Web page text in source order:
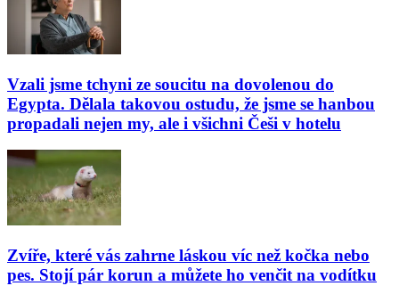
Vzali jsme tchyni ze soucitu na dovolenou do
Egypta. Dělala takovou ostudu, že jsme se hanbou
propadali nejen my, ale i všichni Češi v hotelu
Zvíře, které vás zahrne láskou víc než kočka nebo
pes. Stojí pár korun a můžete ho venčit na vodítku